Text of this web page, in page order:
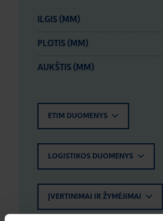
ILGIS (MM)
PLOTIS (MM)
AUKŠTIS (MM)
ETIM DUOMENYS
LOGISTIKOS DUOMENYS
ĮVERTINIMAI IR ŽYMĖJIMAI